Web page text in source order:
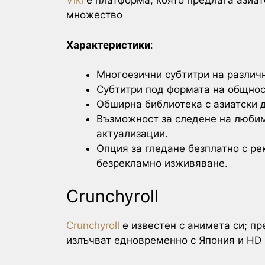
множество
Характеристики:
Многоезични субтитри на
Субтитри под формата на
Обширна библиотека с азиатски
Възможност за следене на
актуализации.
Опция за гледане безплатно с
безрекламно изживяване.
Crunchyroll
Crunchyroll e известен с анимета си;
излъчват едновременно с Япония и